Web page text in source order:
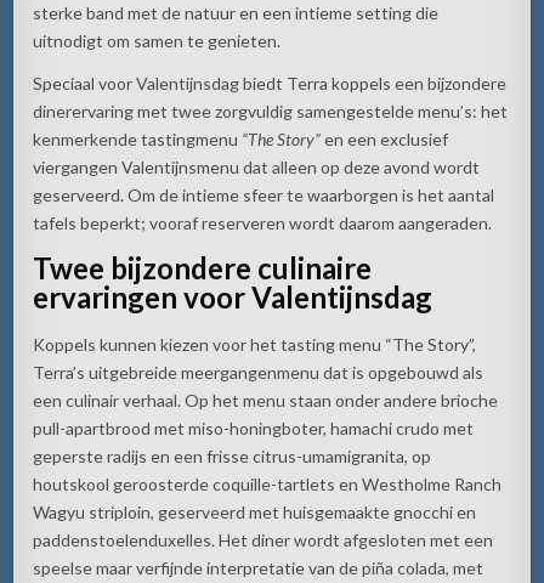
sterke band met de natuur en een intieme setting die
uitnodigt om samen te genieten.
Speciaal voor Valentijnsdag biedt Terra koppels een bijzondere
dinerervaring met twee zorgvuldig samengestelde menu’s: het
kenmerkende tastingmenu “The Story”en een exclusief
viergangen Valentijnsmenu dat alleen op deze avond wordt
geserveerd. Om de intieme sfeer te waarborgen is het aantal
tafels beperkt; vooraf reserveren wordt daarom aangeraden.
Twee bijzondere culinaire
ervaringen voor Valentijnsdag
Koppels kunnen kiezen voor het tasting menu “The Story”,
Terra’s uitgebreide meergangenmenu dat is opgebouwd als
een culinair verhaal. Op het menu staan onder andere brioche
pull-apartbrood met miso-honingboter, hamachi crudo met
geperste radijs en een frisse citrus-umamigranita, op
houtskool geroosterde coquille-tartlets en Westholme Ranch
Wagyu striploin, geserveerd met huisgemaakte gnocchi en
paddenstoelenduxelles. Het diner wordt afgesloten met een
speelse maar verfijnde interpretatie van de piña colada, met